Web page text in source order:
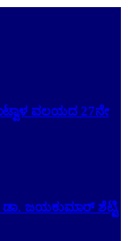
ವಲಯದ 27ನೇ
ಡಾ. ಜಯಕುಮಾರ್ ಶೆಟ್ಟಿ